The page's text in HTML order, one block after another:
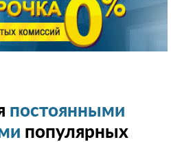
постоянными
популярных